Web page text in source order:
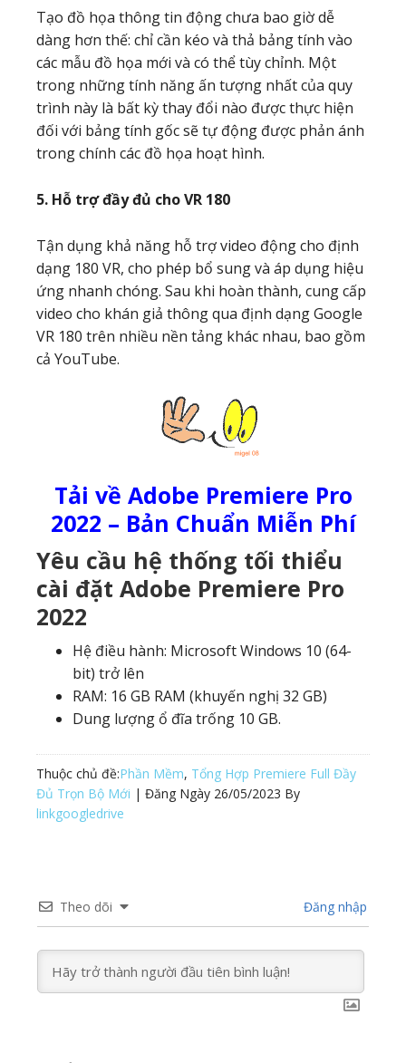
Tạo đồ họa thông tin động chưa bao giờ dễ
dàng hơn thế: chỉ cần kéo và thả bảng tính vào
các mẫu đồ họa mới và có thể tùy chỉnh. Một
trong những tính năng ấn tượng nhất của quy
trình này là bất kỳ thay đổi nào được thực hiện
đối với bảng tính gốc sẽ tự động được phản ánh
trong chính các đồ họa hoạt hình.
5. Hỗ trợ đầy đủ cho VR 180
Tận dụng khả năng hỗ trợ video động cho định
dạng 180 VR, cho phép bổ sung và áp dụng hiệu
ứng nhanh chóng. Sau khi hoàn thành, cung cấp
video cho khán giả thông qua định dạng Google
VR 180 trên nhiều nền tảng khác nhau, bao gồm
cả YouTube.
Tải về Adobe Premiere Pro
2022 – Bản Chuẩn Miễn Phí
Yêu cầu hệ thống tối thiểu
cài đặt Adobe Premiere Pro
2022
Hệ điều hành: Microsoft Windows 10 (64-
bit) trở lên
RAM: 16 GB RAM (khuyến nghị 32 GB)
Dung lượng ổ đĩa trống 10 GB.
Thuộc chủ đề:Phần Mềm, Tổng Hợp Premiere Full Đầy
Đủ Trọn Bộ Mới | Đăng Ngày 26/05/2023 By
linkgoogledrive
Theo dõi Đăng nhập